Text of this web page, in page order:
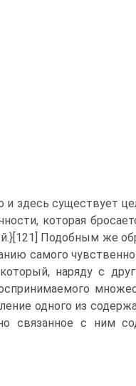
и здесь существует
которая
Подобным же
самого
наряду с
одного из
связанное с ним